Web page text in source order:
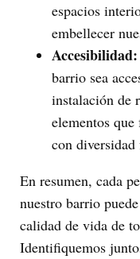
espacios
embellecer
Accesibilidad:
barrio sea
instalación de
elementos
con
En resumen, cada
nuestro barrio
calidad de vida de
Identifiquemos